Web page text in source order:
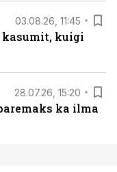
03.08.26, 11:45
kuigi
28.07.26, 15:20
ka ilma